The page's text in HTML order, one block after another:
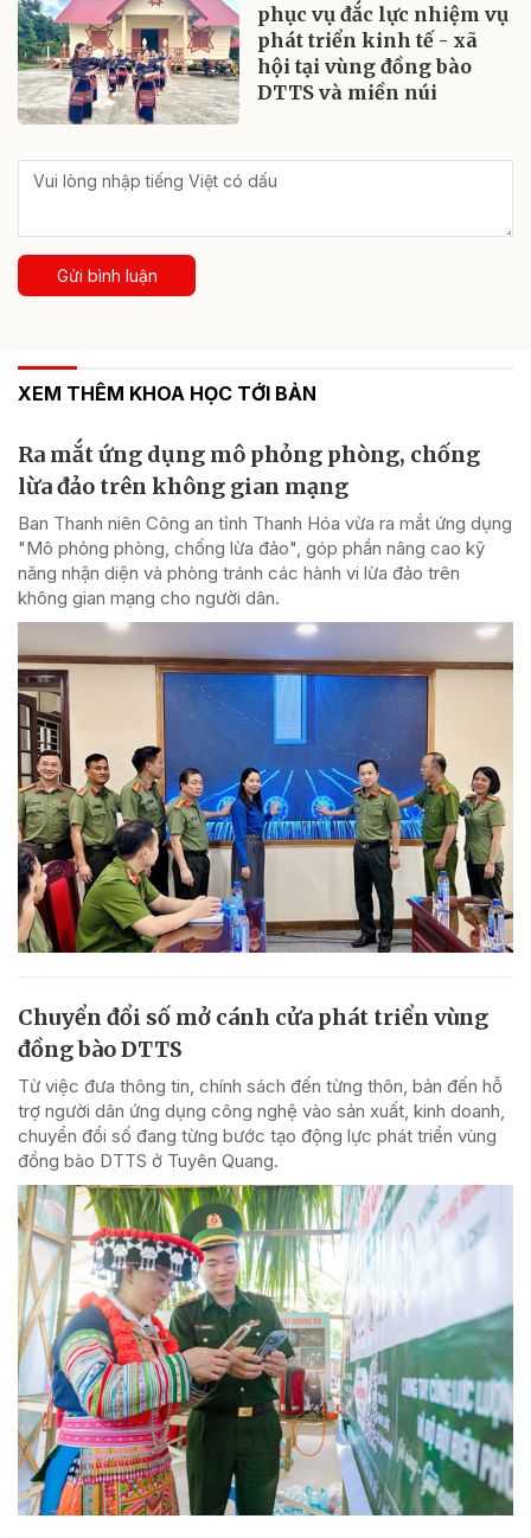
phục vụ đắc lực nhiệm vụ
phát triển kinh tế - xã
hội tại vùng đồng bào
DTTS và miền núi
Gửi bình luận
XEM THÊM KHOA HỌC TỚI BẢN
Ra mắt ứng dụng mô phỏng phòng, chống
lừa đảo trên không gian mạng
Ban Thanh niên Công an tỉnh Thanh Hóa vừa ra mắt ứng dụng
"Mô phỏng phòng, chống lừa đảo", góp phần nâng cao kỹ
năng nhận diện và phòng tránh các hành vi lừa đảo trên
không gian mạng cho người dân.
Chuyển đổi số mở cánh cửa phát triển vùng
đồng bào DTTS
Từ việc đưa thông tin, chính sách đến từng thôn, bản đến hỗ
trợ người dân ứng dụng công nghệ vào sản xuất, kinh doanh,
chuyển đổi số đang từng bước tạo động lực phát triển vùng
đồng bào DTTS ở Tuyên Quang.